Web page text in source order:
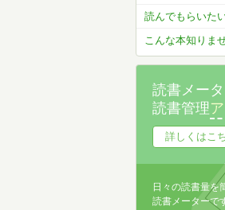
読んでもらいた
こんな本知りま
読書メー
読書管理
詳しくはこ
日々の読書量を
読書メーターで